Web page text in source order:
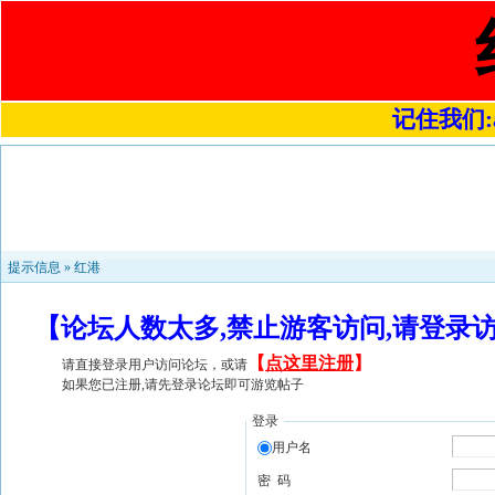
记住我们
提示信息 » 红港
【论坛人数太多,禁止游客访问,请登
请直接登录用户访问论坛，或请 【 点这里注册】
如果您已注册,请先登录论坛即可游览帖子
登录
用户名
密 码